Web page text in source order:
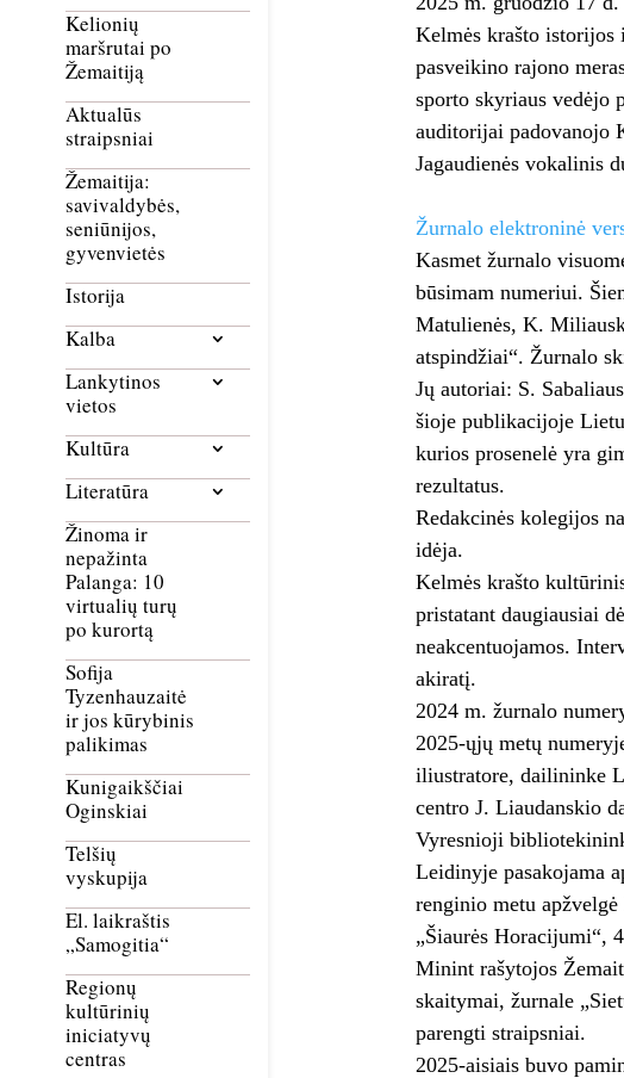
Kelionių
maršrutai po
Žemaitiją
Aktualūs
straipsniai
Žemaitija:
savivaldybės,
seniūnijos,
gyvenvietės
Istorija
Kalba
Lankytinos
vietos
Kultūra
Literatūra
Žinoma ir
nepažinta
Palanga: 10
virtualių turų
po kurortą
Sofija
Tyzenhauzaitė
ir jos kūrybinis
palikimas
Kunigaikščiai
Oginskiai
Telšių
vyskupija
El. laikraštis
„Samogitia“
Regionų
kultūrinių
iniciatyvų
centras
Kelmės krašto istorijos
pasveikino rajono
sporto skyriaus vedėjo
auditorijai padovanojo
Jagaudienės vokalinis
Žurnalo elektroninė
Kasmet žurnalo
būsimam numeriui.
Matulienės, K.
atspindžiai“. Žurnalo
Jų autoriai: S.
šioje publikacijoje
kurios prosenelė yra
rezultatus.
Redakcinės kolegijos
idėja.
Kelmės krašto
pristatant daugiausiai
neakcentuojamos.
akiratį.
2024 m. žurnalo
2025-ųjų metų
iliustratore, dailininke
centro J. Liaudanskio
Vyresnioji
Leidinyje pasakojama
renginio metu
„Šiaurės Horacijumi“,
Minint rašytojos
skaitymai, žurnale
parengti straipsniai.
2025-aisiais buvo